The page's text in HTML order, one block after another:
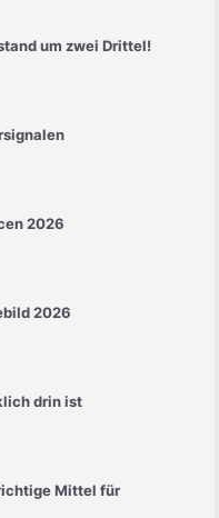
um zwei Drittel!
2026
2026
drin ist
Mittel für